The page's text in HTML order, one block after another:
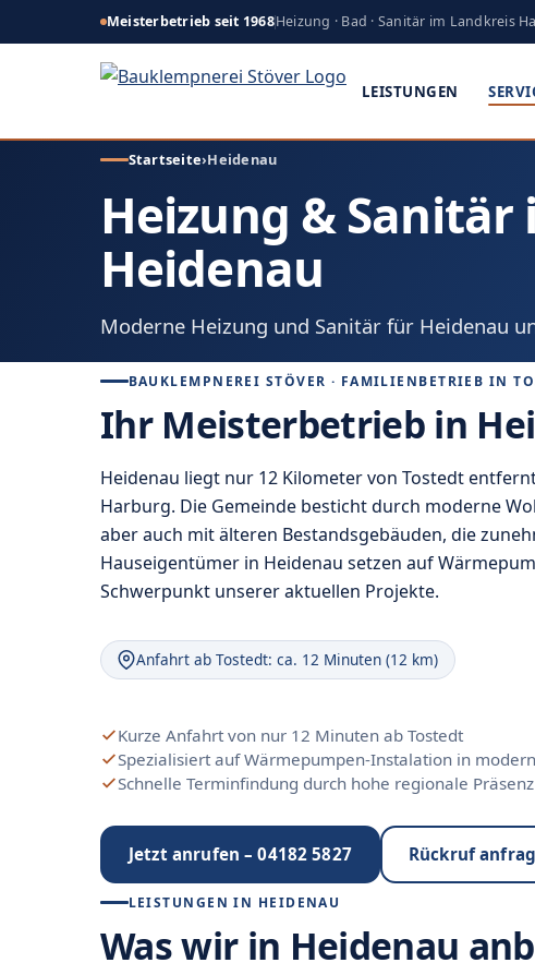
Meisterbetrieb seit 1968Heizung · Bad · Sanitär im Landkreis
LEISTUNGEN
Startseite›Heidenau
Heizung & Sanitär
Heidenau
Moderne Heizung und Sanitär für Heidenau
BAUKLEMPNEREI STÖVER · FAMILIENBETRIEB IN
Ihr Meisterbetrieb in
Heidenau liegt nur 12 Kilometer von Tostedt
Harburg. Die Gemeinde besticht durch moderne
aber auch mit älteren Bestandsgebäuden, die
Hauseigentümer in Heidenau setzen auf
Schwerpunkt unserer aktuellen Projekte.
Anfahrt ab Tostedt: ca. 12 Minuten (12 km)
Kurze Anfahrt von nur 12 Minuten ab Tostedt
Spezialisiert auf Wärmepumpen-Instalation in
Schnelle Terminfindung durch hohe regionale Präsenz
Jetzt anrufen – 04182 5827 Rückruf
LEISTUNGEN IN HEIDENAU
Was wir in Heidenau